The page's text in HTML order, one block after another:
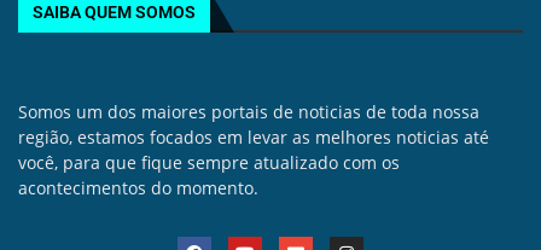
SAIBA QUEM SOMOS
Somos um dos maiores portais de noticias de toda nossa
região, estamos focados em levar as melhores noticias até
você, para que fique sempre atualizado com os
acontecimentos do momento.